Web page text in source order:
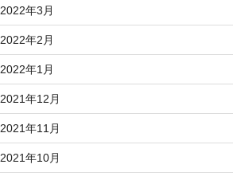
2022年3月
2022年2月
2022年1月
2021年12月
2021年11月
2021年10月